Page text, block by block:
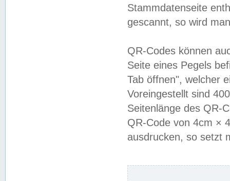
Stammdatenseite
gescannt, so wird
QR-Codes können
Seite eines Pegels
Tab öffnen", welcher
Voreingestellt sind
Seitenlänge des QR-
QR-Code von 4cm ×
ausdrucken, so setzt